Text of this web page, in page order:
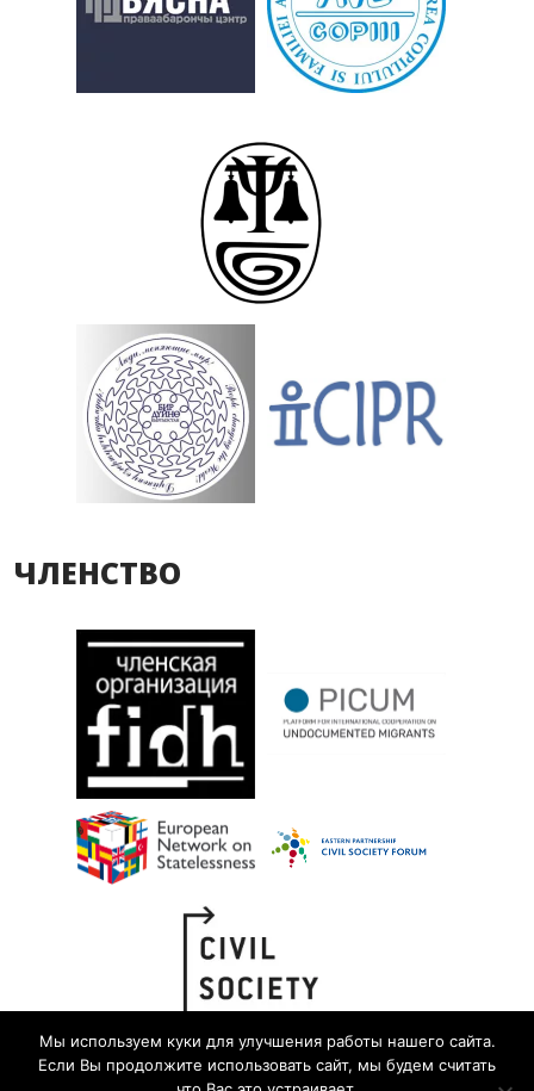
ЧЛЕНСТВО
Мы используем куки для улучшения работы нашего сайта.
Если Вы продолжите использовать сайт, мы будем считать